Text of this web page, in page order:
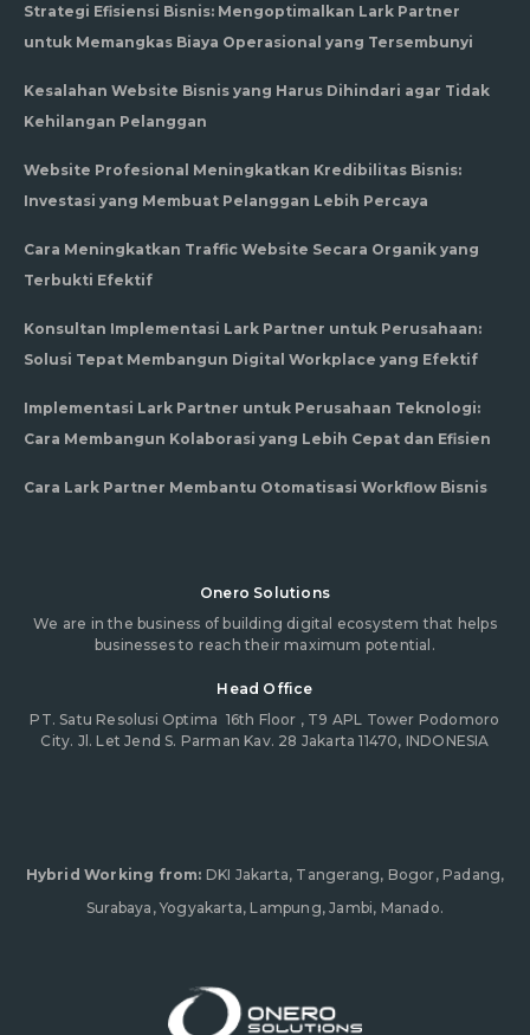
Strategi Efisiensi Bisnis: Mengoptimalkan Lark Partner
untuk Memangkas Biaya Operasional yang Tersembunyi
Kesalahan Website Bisnis yang Harus Dihindari agar Tidak
Kehilangan Pelanggan
Website Profesional Meningkatkan Kredibilitas Bisnis:
Investasi yang Membuat Pelanggan Lebih Percaya
Cara Meningkatkan Traffic Website Secara Organik yang
Terbukti Efektif
Konsultan Implementasi Lark Partner untuk Perusahaan:
Solusi Tepat Membangun Digital Workplace yang Efektif
Implementasi Lark Partner untuk Perusahaan Teknologi:
Cara Membangun Kolaborasi yang Lebih Cepat dan Efisien
Cara Lark Partner Membantu Otomatisasi Workflow Bisnis
Onero Solutions
We are in the business of building digital ecosystem that helps
businesses to reach their maximum potential.
Head Office
PT. Satu Resolusi Optima 16th Floor , T9 APL Tower Podomoro
City. Jl. Let Jend S. Parman Kav. 28 Jakarta 11470, INDONESIA
Hybrid Working from: DKI Jakarta, Tangerang, Bogor, Padang,
Surabaya, Yogyakarta, Lampung, Jambi, Manado.